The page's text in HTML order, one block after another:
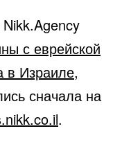
с еврейской
в Израиле,
сначала на
.